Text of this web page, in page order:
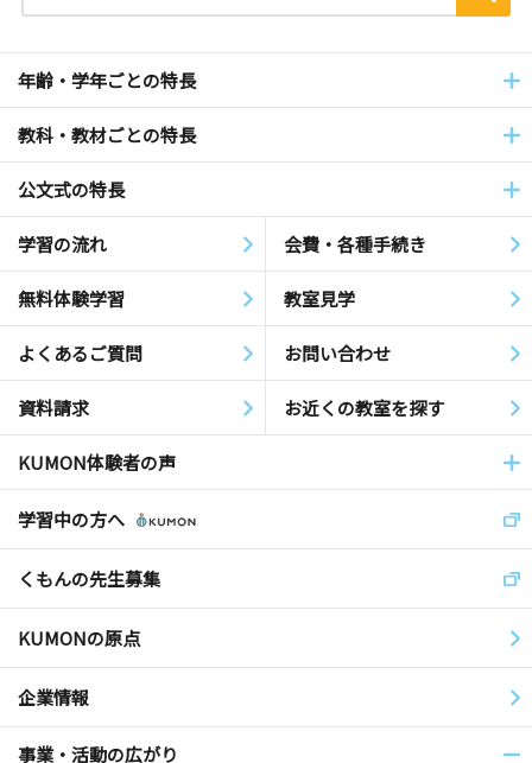
年齢・学年ごとの特長
教科・教材ごとの特長
公文式の特長
学習の流れ 会費・各種手続き
無料体験学習 教室見学
よくあるご質問 お問い合わせ
資料請求 お近くの教室を探す
KUMON体験者の声
学習中の方へ
くもんの先生募集
KUMONの原点
企業情報
事業・活動の広がり